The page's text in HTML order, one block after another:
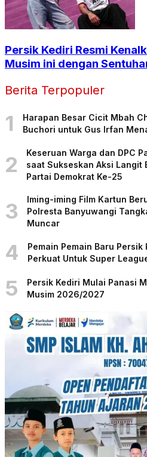
Persik Kediri Resmi
Musim ini dengan
Berita Terpopuler
1
Harapan Besar Cicit Mbah
Buchori untuk Gus Irfan
2
Keseruan Warga dan DPC
saat Sukseskan Aksi Langit
Partai Demokrat Ke-25
3
Iming-iming Film Kartun
Polresta Banyuwangi
Muncar
4
Pemain Pemain Baru
Perkuat Untuk Super
5
Persik Kediri Mulai Panasi
Musim 2026/2027